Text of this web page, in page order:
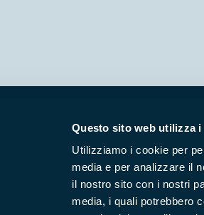
Questo sito web utilizza i
Utilizziamo i cookie per
media e per analizzare il
il nostro sito con i nostri
media, i quali potrebbero